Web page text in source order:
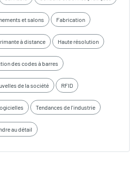
et salons Fabrication
à distance Haute résolution
des codes à barres
de la société RFID
Tendances de l'industrie
au détail